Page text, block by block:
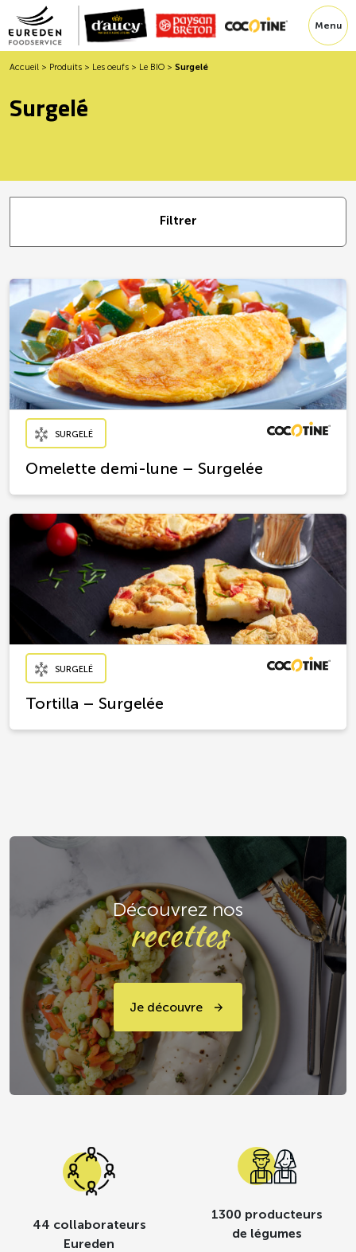
Menu
Accueil > Produits > Les oeufs > Le BIO > Surgelé
Surgelé
Filtrer
SURGELÉ
Omelette demi-lune – Surgelée
SURGELÉ
Tortilla – Surgelée
Découvrez nos
recettes
Je découvre
44 collaborateurs
Eureden
1300 producteurs
de légumes